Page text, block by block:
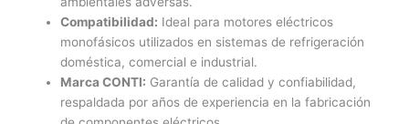
Compatibilidad: Ideal para motores eléctricos
monofásicos utilizados en sistemas de refrigeración
doméstica, comercial e industrial.
Marca CONTI: Garantía de calidad y confiabilidad,
respaldada por años de experiencia en la fabricación